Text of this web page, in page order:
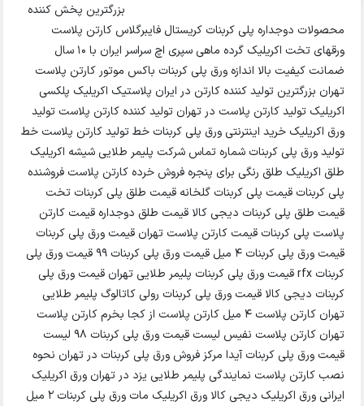
بزرگترین پخش کننده
محصولات دوجداره پلی کربنات کریستال فایبرگلاس کارتن پلاست
ورقهای تخت اکریلیک گرده ماهی سپری اچ سراسر ایران با 10 سال
ضمانت کیفیت بالا اندازه ورق پلی کربنات باکس موتور کارتن پلاست
تهران بزرگترین تولید کننده کارتن در ایران پلاستیک اکریلیک پلکسی
اکریلیک تولید کارتن پلاست در تهران تولید کننده کارتن پلاست تولید
ورق اکریلیک خرید اینترنتی ورق پلی کربنات خط تولید کارتن پلاست خط
تولید ورق پلی کربنات شماره تماس شرکت پلیمر طلایی شیشه اکریلیک
طلق اکریلیک طلق رنگی برای پنجره فروش خرده کارتن پلاست فروشنده
پلی کربنات قیمت پلی کربنات گلخانه قیمت طلق پلی کربنات تخت
قیمت طلق پلی کربنات دیجی کالا قیمت طلق دوجداره قیمت کارتن
پلاست پلی کربنات قیمت کارتن پلاست تهران قیمت ورق پلی کربنات
قیمت ورق پلی کربنات 4 میل قیمت ورق پلی کربنات ۹۹ قیمت ورق پلی
کربنات rfx قیمت ورق پلی کربنات پلیمر طلایی تهران قیمت ورق پلی
کربنات دیجی کالا قیمت ورق پلی کربنات رولی کاتالوگ پلیمر طلایی
تهران کارتن پلاست ۴ میل کارتن پلاست از کجا بخرم کارتن پلاست
تهران کارتن پلاست نفیس لیست قیمت ورق پلی کربنات 98 لیست
قیمت ورق پلی کربنات آیدا مرکز فروش ورق پلی کربنات در تهران نحوه
نصب کارتن پلاست نمایندگی پلیمر طلایی یزد در تهران ورق اکریلیک
ایرانی ورق اکریلیک دیجی کالا ورق اکریلیک مات ورق پلی کربنات 2 میل